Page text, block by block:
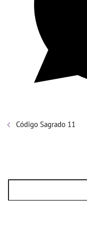
Código Sagrado 11